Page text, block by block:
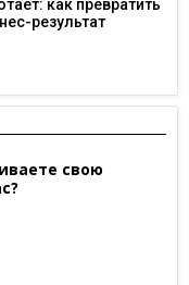
как превратить
результат
свою